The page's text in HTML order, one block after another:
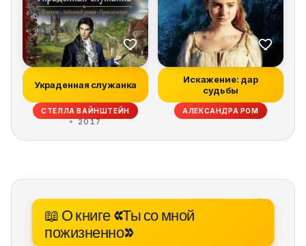
Украденная служанка
СТЕЛЛА ВАЙНШТЕЙН
2017
Искажение: дар
судьбы
АЛЕКСАНДРА РОМ
📖 О книге «Ты со мной
пожизненно»